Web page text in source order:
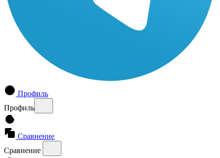
Профиль
Профиль
Сравнение
Сравнение